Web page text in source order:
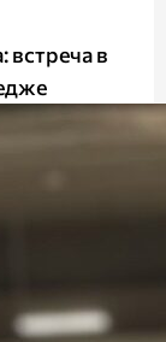
встреча в